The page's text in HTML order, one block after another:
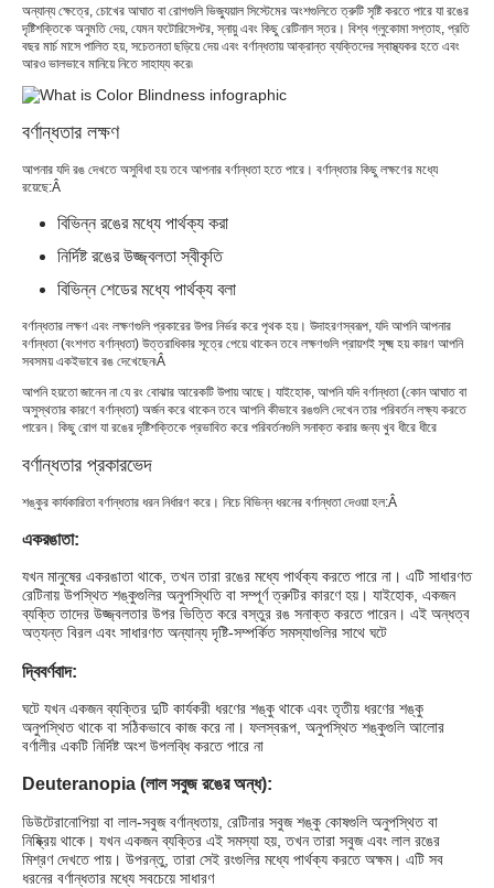
অন্যান্য ক্ষেত্রে, চোখের আঘাত বা রোগগুলি ভিজ্যুয়াল সিস্টেমের অংশগুলিতে ত্রুটি সৃষ্টি করতে পারে যা রঙের
দৃষ্টিশক্তিকে অনুমতি দেয়, যেমন ফটোরিসেপ্টর, স্নায়ু এবং কিছু রেটিনাল স্তর। বিশ্ব গ্লুকোমা সপ্তাহ, প্রতি
বছর মার্চ মাসে পালিত হয়, সচেতনতা ছড়িয়ে দেয় এবং বর্ণান্ধতায় আক্রান্ত ব্যক্তিদের স্বাস্থ্যকর হতে এবং
আরও ভালভাবে মানিয়ে নিতে সাহায্য করে৷
বর্ণান্ধতার লক্ষণ
আপনার যদি রঙ দেখতে অসুবিধা হয় তবে আপনার বর্ণান্ধতা হতে পারে। বর্ণান্ধতার কিছু লক্ষণের মধ্যে
রয়েছে:Â
বিভিন্ন রঙের মধ্যে পার্থক্য করা
নির্দিষ্ট রঙের উজ্জ্বলতা স্বীকৃতি
বিভিন্ন শেডের মধ্যে পার্থক্য বলা
বর্ণান্ধতার লক্ষণ এবং লক্ষণগুলি প্রকারের উপর নির্ভর করে পৃথক হয়। উদাহরণস্বরূপ, যদি আপনি আপনার
বর্ণান্ধতা (বংশগত বর্ণান্ধতা) উত্তরাধিকার সূত্রে পেয়ে থাকেন তবে লক্ষণগুলি প্রায়শই সূক্ষ্ম হয় কারণ আপনি
সবসময় একইভাবে রঙ দেখেছেন৷Â
আপনি হয়তো জানেন না যে রং বোঝার আরেকটি উপায় আছে। যাইহোক, আপনি যদি বর্ণান্ধতা (কোন আঘাত বা
অসুস্থতার কারণে বর্ণান্ধতা) অর্জন করে থাকেন তবে আপনি কীভাবে রঙগুলি দেখেন তার পরিবর্তন লক্ষ্য করতে
পারেন। কিছু রোগ যা রঙের দৃষ্টিশক্তিকে প্রভাবিত করে পরিবর্তনগুলি সনাক্ত করার জন্য খুব ধীরে ধীরে
বর্ণান্ধতার প্রকারভেদ
শঙ্কুর কার্যকারিতা বর্ণান্ধতার ধরন নির্ধারণ করে। নিচে বিভিন্ন ধরনের বর্ণান্ধতা দেওয়া হল:Â
একরঙাতা:
যখন মানুষের একরঙাতা থাকে, তখন তারা রঙের মধ্যে পার্থক্য করতে পারে না। এটি সাধারণত
রেটিনায় উপস্থিত শঙ্কুগুলির অনুপস্থিতি বা সম্পূর্ণ ত্রুটির কারণে হয়। যাইহোক, একজন
ব্যক্তি তাদের উজ্জ্বলতার উপর ভিত্তি করে বস্তুর রঙ সনাক্ত করতে পারেন। এই অন্ধত্ব
অত্যন্ত বিরল এবং সাধারণত অন্যান্য দৃষ্টি-সম্পর্কিত সমস্যাগুলির সাথে ঘটে
দ্বিবর্ণবাদ:
ঘটে যখন একজন ব্যক্তির দুটি কার্যকরী ধরণের শঙ্কু থাকে এবং তৃতীয় ধরণের শঙ্কু
অনুপস্থিত থাকে বা সঠিকভাবে কাজ করে না। ফলস্বরূপ, অনুপস্থিত শঙ্কুগুলি আলোর
বর্ণালীর একটি নির্দিষ্ট অংশ উপলব্ধি করতে পারে না
Deuteranopia (লাল সবুজ রঙের অন্ধ):
ডিউটেরানোপিয়া বা লাল-সবুজ বর্ণান্ধতায়, রেটিনার সবুজ শঙ্কু কোষগুলি অনুপস্থিত বা
নিষ্ক্রিয় থাকে। যখন একজন ব্যক্তির এই সমস্যা হয়, তখন তারা সবুজ এবং লাল রঙের
মিশ্রণ দেখতে পায়। উপরন্তু, তারা সেই রংগুলির মধ্যে পার্থক্য করতে অক্ষম। এটি সব
ধরনের বর্ণান্ধতার মধ্যে সবচেয়ে সাধারণ